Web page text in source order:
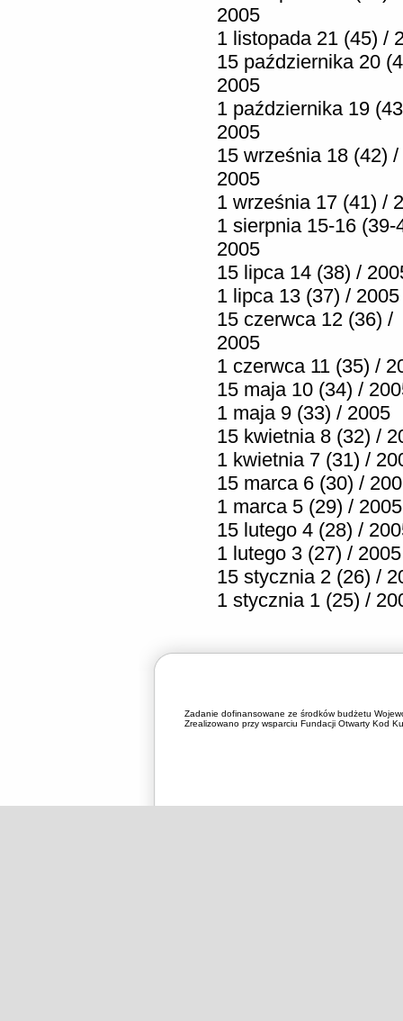
2005
1 listopada 21 (45) /
15 października 20
2005
1 października 19
2005
15 września 18 (42) /
2005
1 września 17 (41) /
1 sierpnia 15-16 (39-
2005
15 lipca 14 (38) /
1 lipca 13 (37) / 2005
15 czerwca 12 (36) /
2005
1 czerwca 11 (35) /
15 maja 10 (34) /
1 maja 9 (33) / 2005
15 kwietnia 8 (32) /
1 kwietnia 7 (31) /
15 marca 6 (30) /
1 marca 5 (29) / 2005
15 lutego 4 (28) /
1 lutego 3 (27) / 2005
15 stycznia 2 (26) /
1 stycznia 1 (25) /
Zadanie dofinansowane ze środków budżetu
Zrealizowano przy wsparciu Fundacji Otwarty Kod